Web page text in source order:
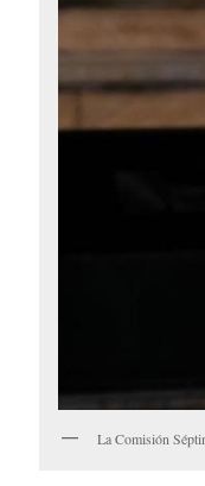
La Comisión